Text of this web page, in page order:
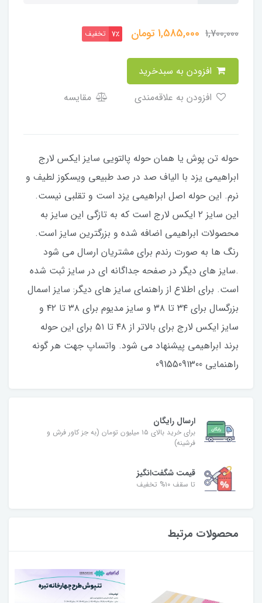
1,700,000
1,585,000تومان 7٪ تخفیف
مقایسه
حوله تن پوش یا همان حوله پالتویی سایز ایکس لارج
ابراهیمی یزد با الیاف صد در صد طبیعی ویسکوز لطیف و
نرم. این حوله اصل ابراهیمی یزد است و تقلبی نیست.
این سایز ۲ ایکس لارج است که به تازگی این سایز به
محصولات ابراهیمی اضافه شده و بزرگترین سایز است.
رنگ ها به صورت رندم برای مشتریان ارسال می شود
.سایز های دیگر در صفحه جداگانه ای در سایز ثبت شده
است. برای اطلاع از راهنمای سایز های دیگر: سایز اسمال
بزرگسال برای ۳۴ تا ۳۸ و سایز مدیوم برای ۳۸ تا ۴۲ و
سایز ایکس لارج برای بالاتر از ۴۸ تا ۵۱ برای این حوله
برند ابراهیمی پیشنهاد می شود. واتساپ جهت هر گونه
راهنمایی 09155091300
ارسال رایگان
برای خرید بالای ۱۵ میلیون تومان (به جز کاور فرش و
فرشینه)
قیمت شگفت‌انگیز
تا سقف ۱۰% تخفیف
محصولات مرتبط